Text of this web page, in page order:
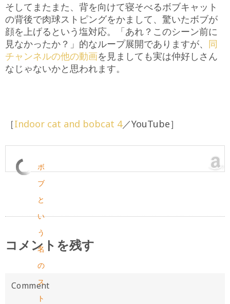
そしてまたまた、背を向けて寝そべるボブキャット
の背後で肉球ストピングをかまして、驚いたボブが
顔を上げるという塩対応。「あれ？このシーン前に
見なかったか？」的なループ展開でありますが、 同
チャンネルの他の動画を見ましても実は仲好しさん
なじゃないかと思われます。
［Indoor cat and bobcat 4／YouTube］
ボ
ブ
と
い
う
名
の
ス
ト
コメントを残す